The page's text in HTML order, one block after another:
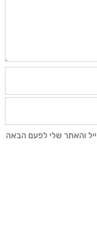
והאתר שלי לפעם הבאה